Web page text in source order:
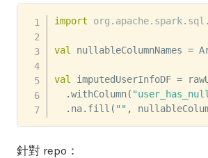
import org . apache. spark. sql .
val nullableColumnNames =
val imputedUserInfoDF =
.withColumn(
. na. fill ( "" ,
針對 repo：